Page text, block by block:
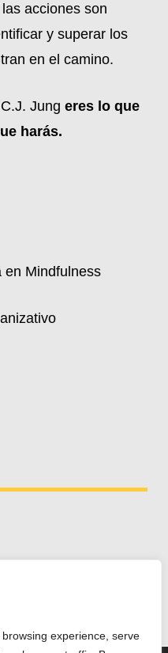
experience, serve
acciones son
y superar los
en el camino.
Jung eres lo que
harás.
en Mindfulness